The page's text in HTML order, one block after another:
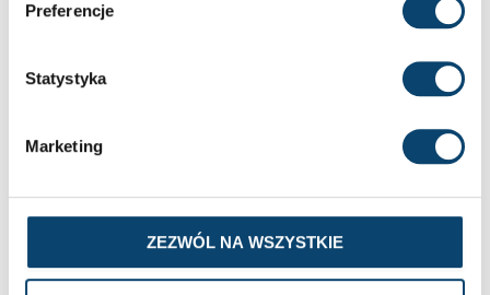
Preferencje
Statystyka
Marketing
ZEZWÓL NA WSZYSTKIE